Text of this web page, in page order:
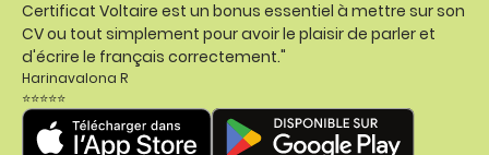
Certificat Voltaire est un bonus essentiel à mettre sur son
CV ou tout simplement pour avoir le plaisir de parler et
d'écrire le français correctement."
Harinavalona R
⭐⭐⭐⭐⭐